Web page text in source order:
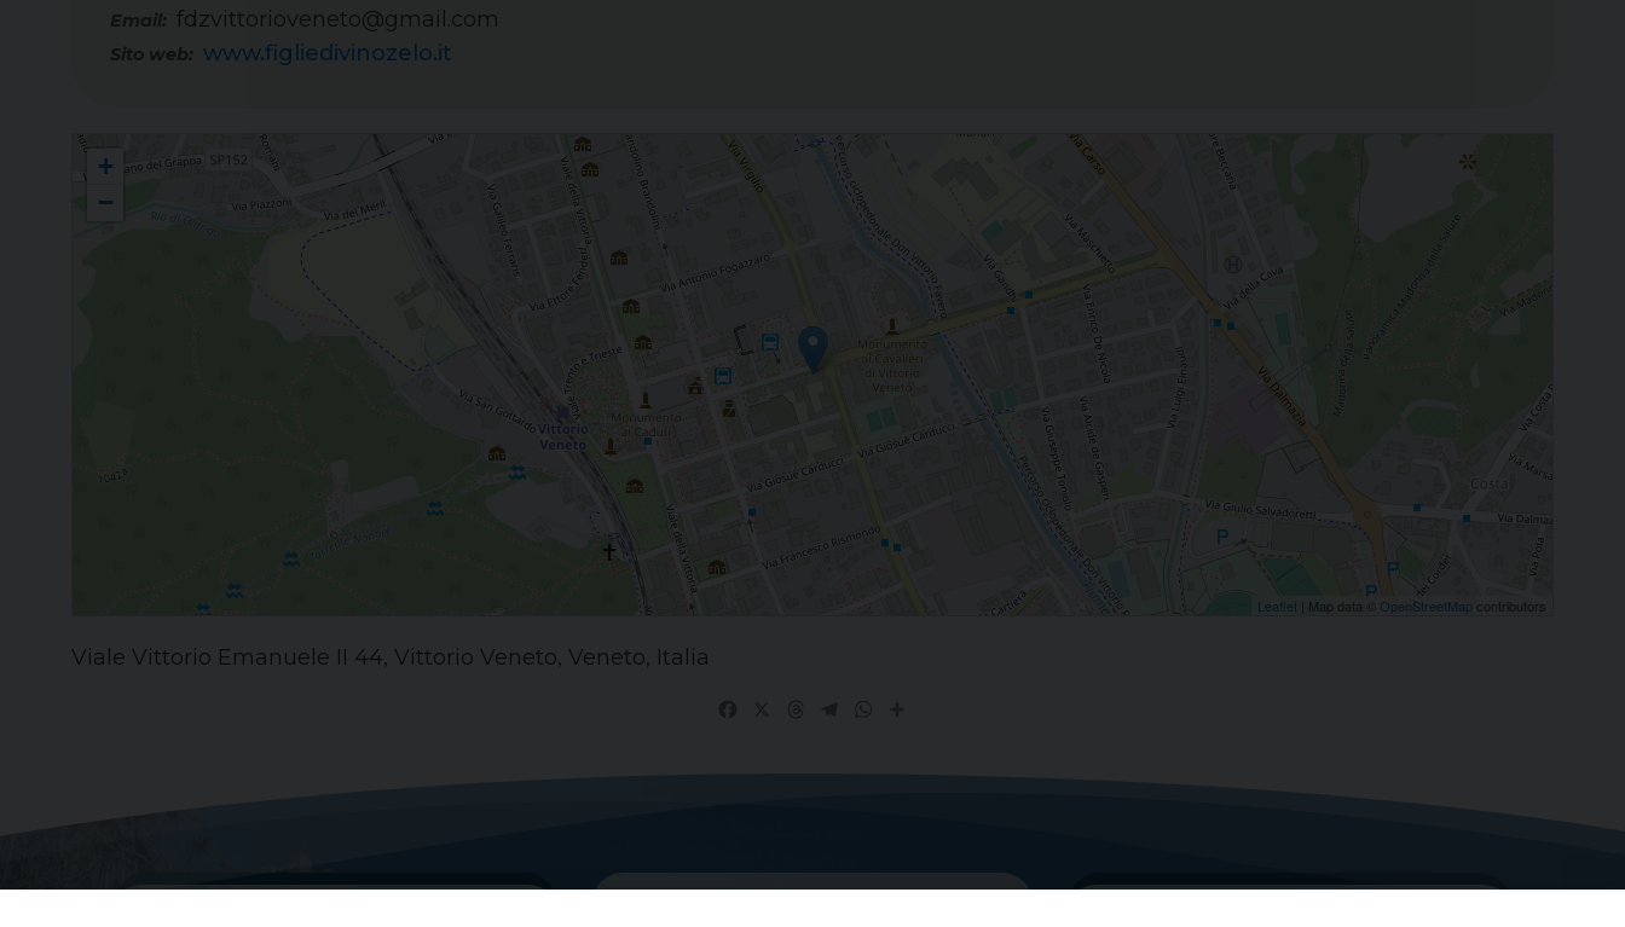
Email: fdzvittorioveneto@gmail.com
Sito web: www.figliedivinozelo.it
Figlie del Divino Zelo - F.D.Z. - Vittorio Veneto
+
−
Leaflet | Map data © OpenStreetMap contributors
Viale Vittorio Emanuele II 44, Vittorio Veneto, Veneto, Italia